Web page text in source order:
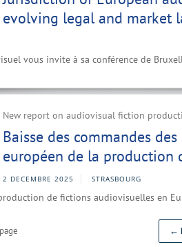
evolving legal and market
vous invite à sa conférence de
New report on audiovisual fiction
Baisse des commandes
européen de la production
2 DECEMBRE 2025 STRASBOURG
de fictions audiovisuelles en
←